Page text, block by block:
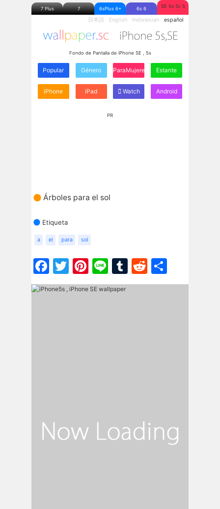
7 Plus 7 6sPlus 6+ 6s 6 SE 5s 5c 5
日本語 English Indonesian español
Fondo de Pantalla de iPhone SE , 5s
Popular Género ParaMujeres Estante
iPhone iPad Watch Android
PR
Árboles para el sol
Etiqueta
a el para sol
Facebook
Twitter
Pinterest
LineTumblr
Reddit